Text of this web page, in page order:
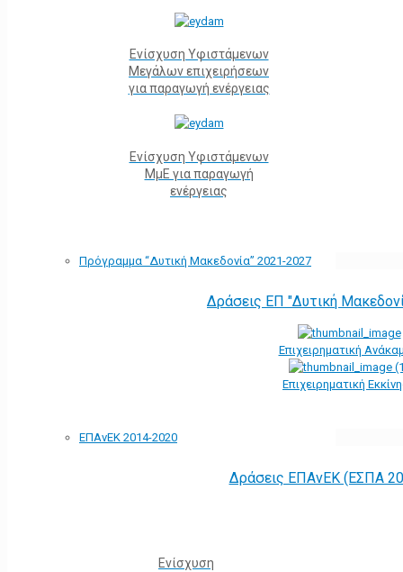
Ενίσχυση Υφιστάμενων
Μεγάλων επιχειρήσεων
για παραγωγή ενέργειας
Ενίσχυση Υφιστάμενων
ΜμΕ για παραγωγή
ενέργειας
Πρόγραμμα “Δυτική Μακεδονία” 2021-2027
Δράσεις ΕΠ "Δυτική
Επιχειρηματική
Επιχειρηματική
ΕΠΑνΕΚ 2014-2020
Δράσεις ΕΠΑνΕΚ (ΕΣΠΑ
Ενίσχυση